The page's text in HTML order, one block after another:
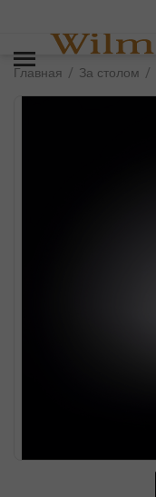
Главная / За столом /